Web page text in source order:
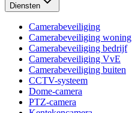
Diensten
Camerabeveiliging
Camerabeveiliging woning
Camerabeveiliging bedrijf
Camerabeveiliging VvE
Camerabeveiliging buiten
CCTV-systeem
Dome-camera
PTZ-camera